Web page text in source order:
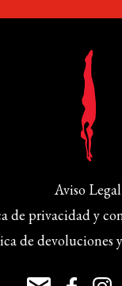
Aviso Legal
de privacidad y
de devoluciones